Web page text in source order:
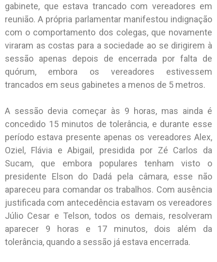
gabinete, que estava trancado com vereadores em
reunião. A própria parlamentar manifestou indignação
com o comportamento dos colegas, que novamente
viraram as costas para a sociedade ao se dirigirem à
sessão apenas depois de encerrada por falta de
quórum, embora os vereadores estivessem
trancados em seus gabinetes a menos de 5 metros.
A sessão devia começar às 9 horas, mas ainda é
concedido 15 minutos de tolerância, e durante esse
período estava presente apenas os vereadores Alex,
Oziel, Flávia e Abigail, presidida por Zé Carlos da
Sucam, que embora populares tenham visto o
presidente Elson do Dadá pela câmara, esse não
apareceu para comandar os trabalhos. Com ausência
justificada com antecedência estavam os vereadores
Júlio Cesar e Telson, todos os demais, resolveram
aparecer 9 horas e 17 minutos, dois além da
tolerância, quando a sessão já estava encerrada.